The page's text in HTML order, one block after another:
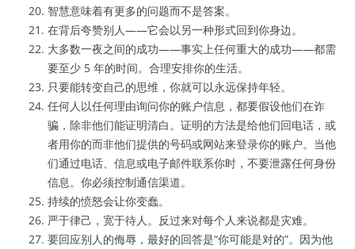
智慧意味着有更多的问题而不是答案。
在背后夸赞别人——它会以另一种形式回到你身边。
大多数一夜之间的成功——事实上任何重大的成功——都需
要至少 5 年的时间。合理安排你的生活。
只要能转变自己的思维，你就可以永远保持年轻。
任何人以任何理由询问你的账户信息，都要假设他们在诈
骗，除非他们能证明清白。证明的方法是给他们回电话，或
者用你的而非他们提供的号码或网站来登录你的账户。当他
们通过电话、信息或电子邮件联系你时，不要泄露任何身份
信息。你必须控制通信渠道。
持续的愤怒会让你变蠢。
严于律己，宽于待人。反过来对每个人来说都是灾难。
要回应别人的侮辱，最好的回答是“你可能是对的”。因为他